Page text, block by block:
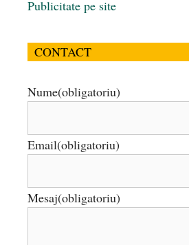
Publicitate pe site
CONTACT
Nume(obligatoriu)
Email(obligatoriu)
Mesaj(obligatoriu)